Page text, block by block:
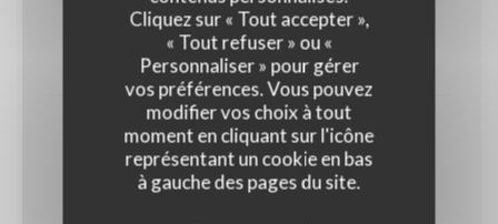
Cliquez sur « Tout accepter »,
« Tout refuser » ou «
Personnaliser » pour gérer
vos préférences. Vous pouvez
modifier vos choix à tout
moment en cliquant sur l'icône
représentant un cookie en bas
à gauche des pages du site.
4,50 EUR
33 Cl
Coca-Cola zéro
4,50 EUR
33 Cl